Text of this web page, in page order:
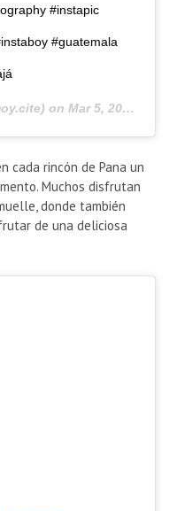
#instapic
#guatemala
onMar 5, 2020 at 7:23am PST
cada rincón de Pana un
Muchos disfrutan
donde también
de una deliciosa